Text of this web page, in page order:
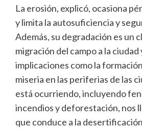
La erosión, explicó, ocasiona
y limita la autosuficiencia y
Además, su degradación es un
migración del campo a la
implicaciones como la
miseria en las periferias de las
está ocurriendo, incluyendo
incendios y deforestación, nos
que conduce a la